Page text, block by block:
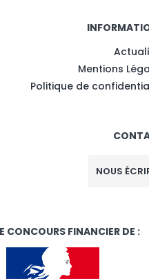
Mentions
Politique de
NOUS
CONCOURS FINANCIER DE :